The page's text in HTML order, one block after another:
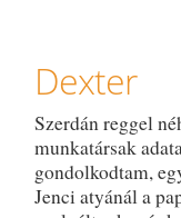
Dexter
Szerdán reggel
munkatársak
gondolkodtam,
Jenci atyánál a